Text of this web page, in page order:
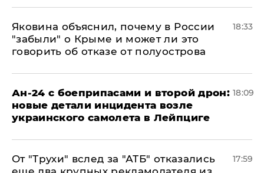
Яковина объяснил, почему в России
"забыли" о Крыме и может ли это
говорить об отказе от полуострова
18:33
Ан-24 с боеприпасами и второй дрон:
новые детали инцидента возле
украинского самолета в Лейпциге
18:09
От "Трухи" вслед за "АТБ" отказались
17:59